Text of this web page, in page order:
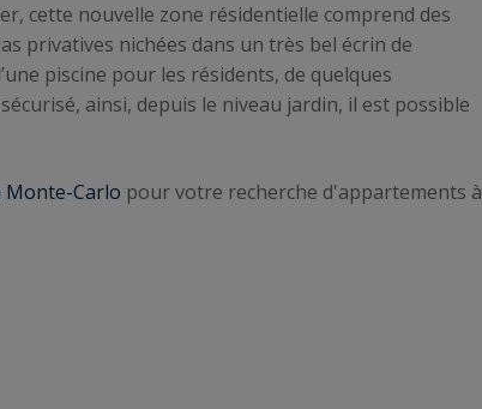
cette nouvelle zone résidentielle comprend des
privatives nichées dans un très bel écrin de
piscine pour les résidents, de quelques
ainsi, depuis le niveau jardin, il est possible
Monte-Carlo pour votre recherche d'appartements à